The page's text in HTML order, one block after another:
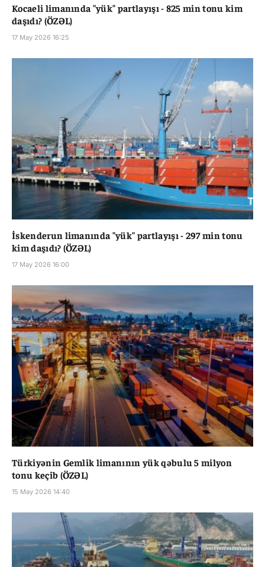
Kocaeli limanında "yük" partlayışı - 825 min tonu kim
daşıdı? (ÖZƏL)
17 May 2026 16:25
İskenderun limanında "yük" partlayışı - 297 min tonu
kim daşıdı? (ÖZƏL)
17 May 2026 16:00
Türkiyənin Gemlik limanının yük qəbulu 5 milyon
tonu keçib (ÖZƏL)
15 May 2026 14:40